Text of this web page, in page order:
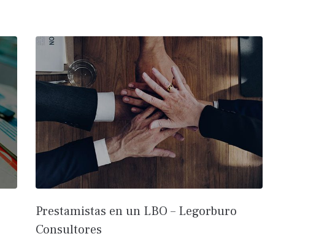
Prestamistas en un LBO – Legorburo
Consultores